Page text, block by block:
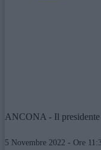
ANCONA - Il presidente
5 Novembre 2022 - Ore